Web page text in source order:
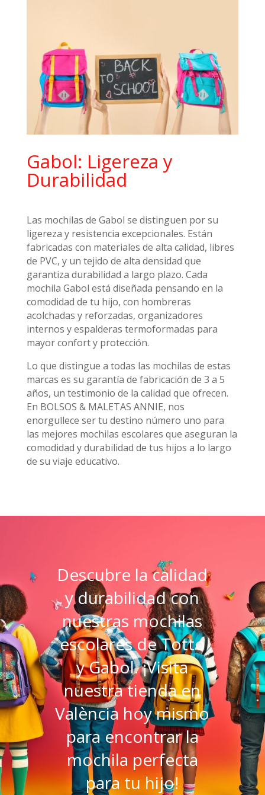
Gabol: Ligereza y
Durabilidad
Las mochilas de Gabol se distinguen por su
ligereza y resistencia excepcionales. Están
fabricadas con materiales de alta calidad, libres
de PVC, y un tejido de alta densidad que
garantiza durabilidad a largo plazo. Cada
mochila Gabol está diseñada pensando en la
comodidad de tu hijo, con hombreras
acolchadas y reforzadas, organizadores
internos y espalderas termoformadas para
mayor confort y protección.
Lo que distingue a todas las mochilas de estas
marcas es su garantía de fabricación de 3 a 5
años, un testimonio de la calidad que ofrecen.
En BOLSOS & MALETAS ANNIE, nos
enorgullece ser tu destino número uno para
las mejores mochilas escolares que aseguran la
comodidad y durabilidad de tus hijos a lo largo
de su viaje educativo.
Descubre la calidad
y durabilidad con
nuestras mochilas
escolares de Totto
y Gabol. ¡Visita
nuestra tienda en
València hoy mismo
para encontrar la
mochila perfecta
para tu hijo!